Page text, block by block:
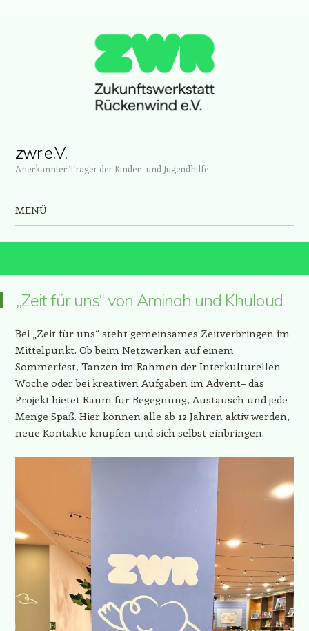
zwr e.V.
Anerkannter Träger der Kinder- und Jugendhilfe
MENÜ
„Zeit für uns“ von Aminah und Khuloud
Bei „Zeit für uns“ steht gemeinsames Zeitverbringen im
Mittelpunkt. Ob beim Netzwerken auf einem
Sommerfest, Tanzen im Rahmen der Interkulturellen
Woche oder bei kreativen Aufgaben im Advent– das
Projekt bietet Raum für Begegnung, Austausch und jede
Menge Spaß. Hier können alle ab 12 Jahren aktiv werden,
neue Kontakte knüpfen und sich selbst einbringen.